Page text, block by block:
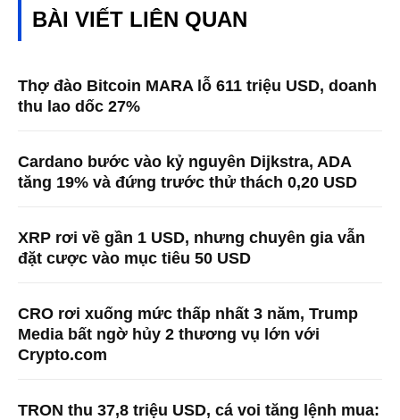
BÀI VIẾT LIÊN QUAN
Thợ đào Bitcoin MARA lỗ 611 triệu USD, doanh
thu lao dốc 27%
Cardano bước vào kỷ nguyên Dijkstra, ADA
tăng 19% và đứng trước thử thách 0,20 USD
XRP rơi về gần 1 USD, nhưng chuyên gia vẫn
đặt cược vào mục tiêu 50 USD
CRO rơi xuống mức thấp nhất 3 năm, Trump
Media bất ngờ hủy 2 thương vụ lớn với
Crypto.com
TRON thu 37,8 triệu USD, cá voi tăng lệnh mua: